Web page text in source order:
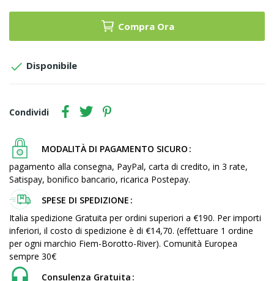
Compra Ora
 Disponibile
Condividi
MODALITÀ DI PAGAMENTO SICURO
pagamento alla consegna, PayPal, carta di credito, in 3 rate,
Satispay, bonifico bancario, ricarica Postepay.
SPESE DI SPEDIZIONE
Italia spedizione Gratuita per ordini superiori a €190. Per importi
inferiori, il costo di spedizione è di €14,70. (effettuare 1 ordine
per ogni marchio Fiem-Borotto-River). Comunità Europea
sempre 30€
Consulenza Gratuita